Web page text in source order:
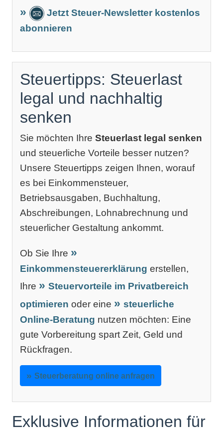
Jetzt Steuer-Newsletter kostenlos
abonnieren
Steuertipps: Steuerlast
legal und nachhaltig
senken
Sie möchten Ihre Steuerlast legal senken
und steuerliche Vorteile besser nutzen?
Unsere Steuertipps zeigen Ihnen, worauf
es bei Einkommensteuer,
Betriebsausgaben, Buchhaltung,
Abschreibungen, Lohnabrechnung und
steuerlicher Gestaltung ankommt.
Ob Sie Ihre
Einkommensteuererklärung erstellen,
Ihre
Steuervorteile im Privatbereich
optimieren oder eine
steuerliche
Online-Beratung nutzen möchten: Eine
gute Vorbereitung spart Zeit, Geld und
Rückfragen.
Steuerberatung online anfragen
Exklusive Informationen für